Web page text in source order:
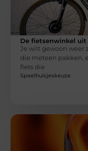
De fietsenwinkel uit
Je wilt gewoon weer
die meteen pakken,
fiets die
Speelhuisjeskeuze